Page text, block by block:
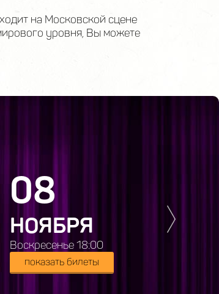
на Московской сцене
уровня, Вы можете
08
НОЯБРЯ
Воскресенье 18:00
показать билеты